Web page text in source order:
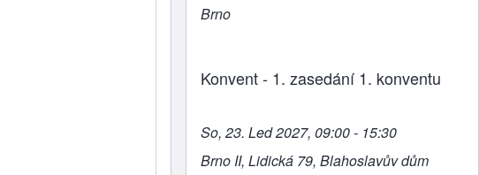
Brno
Konvent - 1. zasedání 1. konventu
So, 23. Led 2027, 09:00 - 15:30
Brno II, Lidická 79, Blahoslavův dům